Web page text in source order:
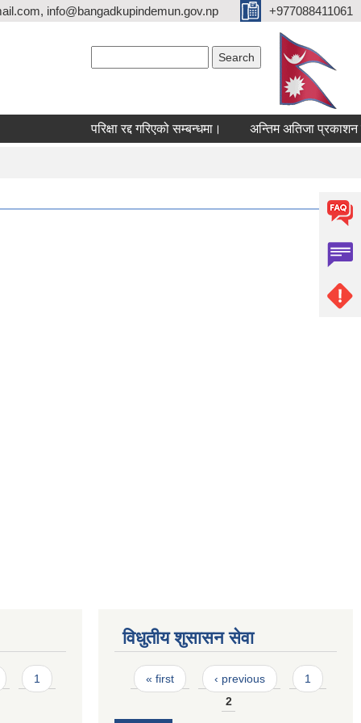
info@bangadkupindemun.gov.np +977088411061
परिक्षा रद्द गरिएको सम्बन्धमा। अन्तिम अतिजा प्रकाशन
1
विधुतीय शुसासन सेवा
Pages
« first ‹ previous
1
2